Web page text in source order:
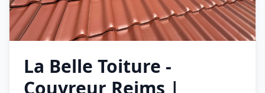
La Belle Toiture -
Couvreur Reims |